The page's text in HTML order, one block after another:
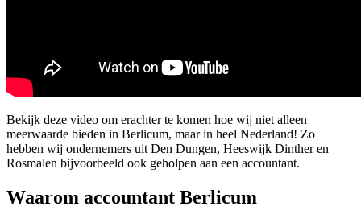
Bekijk deze video om erachter te komen hoe wij niet alleen
meerwaarde bieden in Berlicum, maar in heel Nederland! Zo
hebben wij ondernemers uit Den Dungen, Heeswijk Dinther en
Rosmalen bijvoorbeeld ook geholpen aan een accountant.
Waarom accountant Berlicum